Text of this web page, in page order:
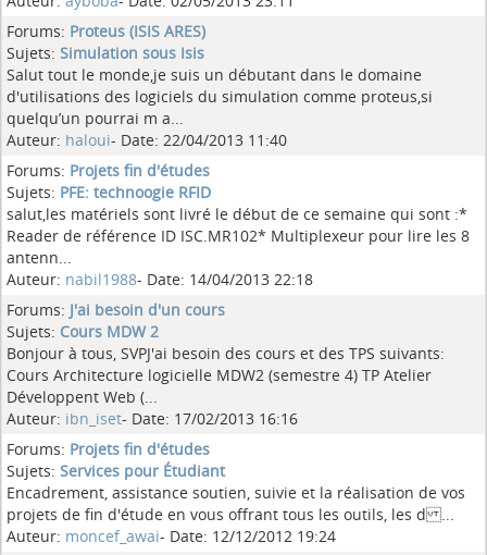
Forums: Proteus (ISIS ARES)
Sujets: Simulation sous Isis
Salut tout le monde,je suis un débutant dans le domaine
d'utilisations des logiciels du simulation comme proteus,si
quelqu’un pourrai m a...
Auteur: haloui- Date: 22/04/2013 11:40
Forums: Projets fin d'études
Sujets: PFE: technoogie RFID
salut,les matériels sont livré le début de ce semaine qui sont :*
Reader de référence ID ISC.MR102* Multiplexeur pour lire les 8
antenn...
Auteur: nabil1988- Date: 14/04/2013 22:18
Forums: J'ai besoin d'un cours
Sujets: Cours MDW 2
Bonjour à tous, SVPJ'ai besoin des cours et des TPS suivants:
Cours Architecture logicielle MDW2 (semestre 4) TP Atelier
Développent Web (...
Auteur: ibn_iset- Date: 17/02/2013 16:16
Forums: Projets fin d'études
Sujets: Services pour Étudiant
Encadrement, assistance soutien, suivie et la réalisation de vos
projets de fin d'étude en vous offrant tous les outils, les d ...
Auteur: moncef_awai- Date: 12/12/2012 19:24